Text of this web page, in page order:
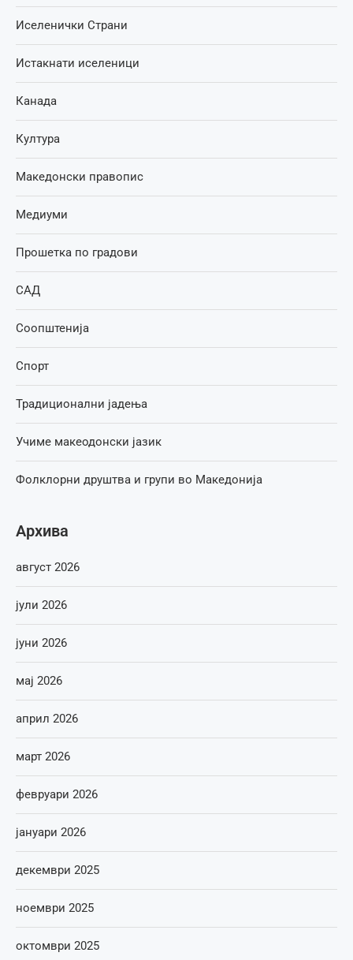
Иселенички Страни
Истакнати иселеници
Канада
Култура
Македонски правопис
Медиуми
Прошетка по градови
САД
Соопштенија
Спорт
Традиционални јадења
Учиме макеодонски јазик
Фолклорни друштва и групи во Македонија
Архива
август 2026
јули 2026
јуни 2026
мај 2026
април 2026
март 2026
февруари 2026
јануари 2026
декември 2025
ноември 2025
октомври 2025